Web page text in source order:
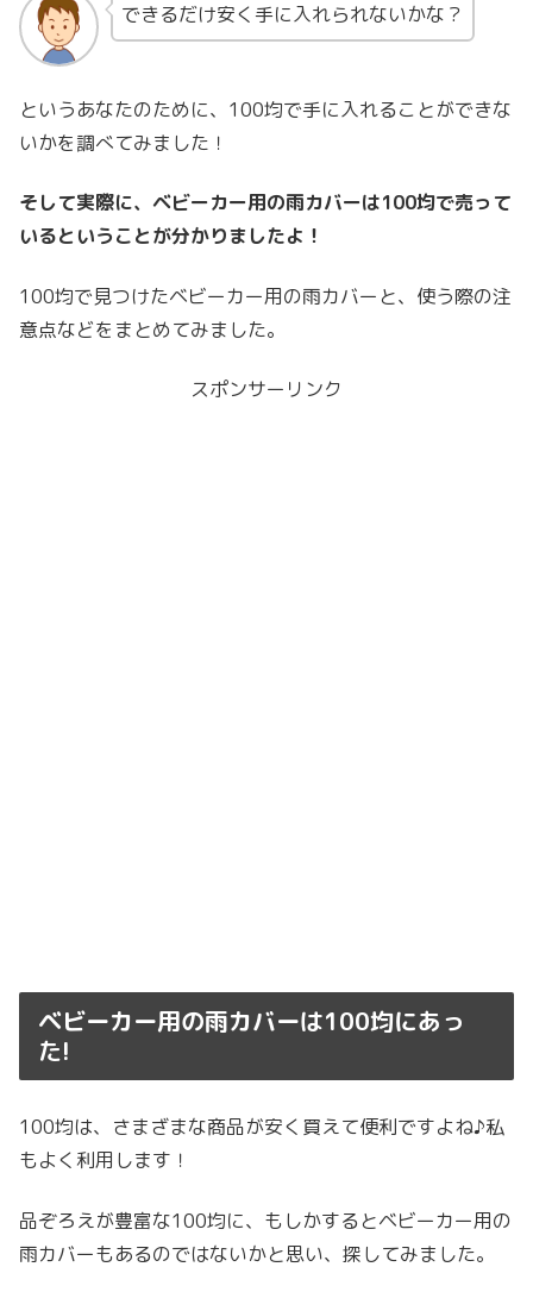
できるだけ安く手に入れられないかな？
というあなたのために、100均で手に入れることができな
いかを調べてみました！
そして実際に、ベビーカー用の雨カバーは100均で売って
いるということが分かりましたよ！
100均で見つけたベビーカー用の雨カバーと、使う際の注
意点などをまとめてみました。
スポンサーリンク
ベビーカー用の雨カバーは100均にあっ
た!
100均は、さまざまな商品が安く買えて便利ですよね♪私
もよく利用します！
品ぞろえが豊富な100均に、もしかするとベビーカー用の
雨カバーもあるのではないかと思い、探してみました。